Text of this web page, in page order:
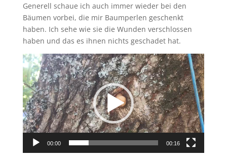
Generell schaue ich auch immer wieder bei den
Bäumen vorbei, die mir Baumperlen geschenkt
haben. Ich sehe wie sie die Wunden verschlossen
haben und das es ihnen nichts geschadet hat.
Video-
Player
00:00 00:16